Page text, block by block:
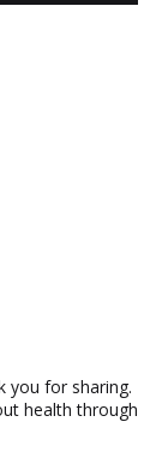
you for sharing.
health through